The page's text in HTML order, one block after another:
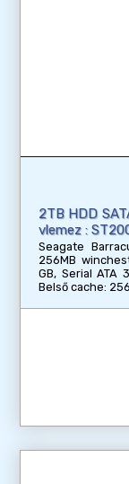
2TB HDD
vlemez :
Seagate
256MB
GB, Serial ATA
Belső cache: